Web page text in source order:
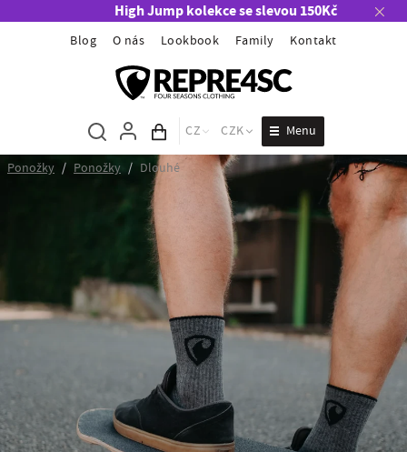
High Jump kolekce se slevou 150Kč
Blog O nás Lookbook Family Kontakt
Obsah košíku
CZ CZK Menu
Ponožky / Ponožky / Dlouhé